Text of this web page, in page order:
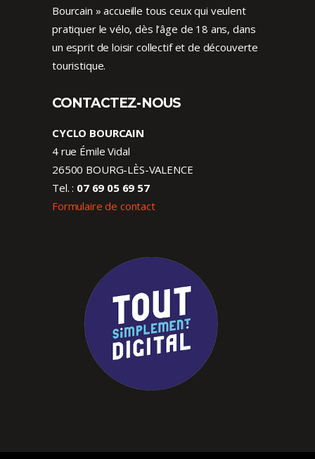
Bourcain » accueille tous ceux qui veulent
pratiquer le vélo, dès l’âge de 18 ans, dans
un esprit de loisir collectif et de découverte
touristique.
CONTACTEZ-NOUS
CYCLO BOURCAIN
4 rue Émile Vidal
26500 BOURG-LÈS-VALENCE
Tel. : 07 69 05 69 57
Formulaire de contact